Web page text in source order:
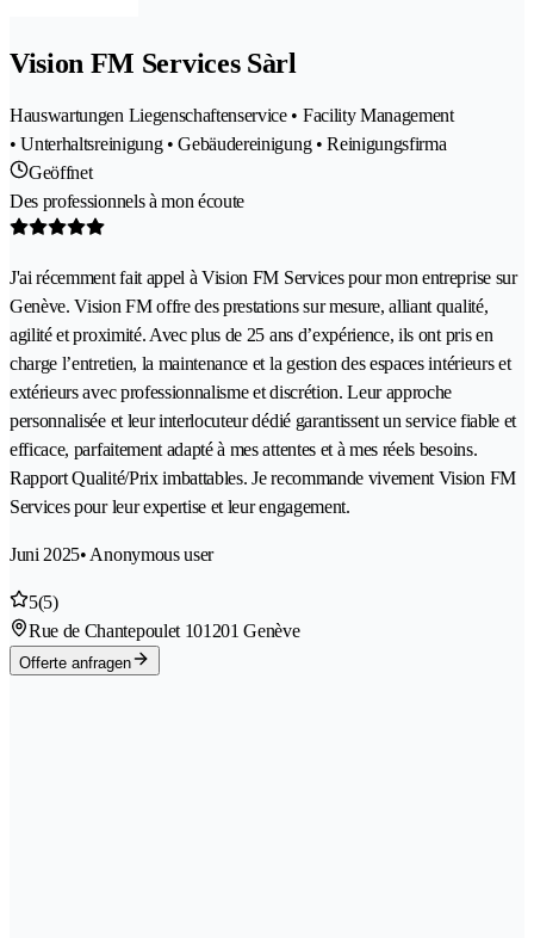
Vision FM Services Sàrl
Hauswartungen Liegenschaftenservice • Facility Management
• Unterhaltsreinigung • Gebäudereinigung • Reinigungsfirma
Geöffnet
Des professionnels à mon écoute
J'ai récemment fait appel à Vision FM Services pour mon entreprise sur
Genève. Vision FM offre des prestations sur mesure, alliant qualité,
agilité et proximité. Avec plus de 25 ans d’expérience, ils ont pris en
charge l’entretien, la maintenance et la gestion des espaces intérieurs et
extérieurs avec professionnalisme et discrétion. Leur approche
personnalisée et leur interlocuteur dédié garantissent un service fiable et
efficace, parfaitement adapté à mes attentes et à mes réels besoins.
Rapport Qualité/Prix imbattables. Je recommande vivement Vision FM
Services pour leur expertise et leur engagement.
Juni 2025• Anonymous user
5(5)
Rue de Chantepoulet 101201 Genève
Offerte anfragen